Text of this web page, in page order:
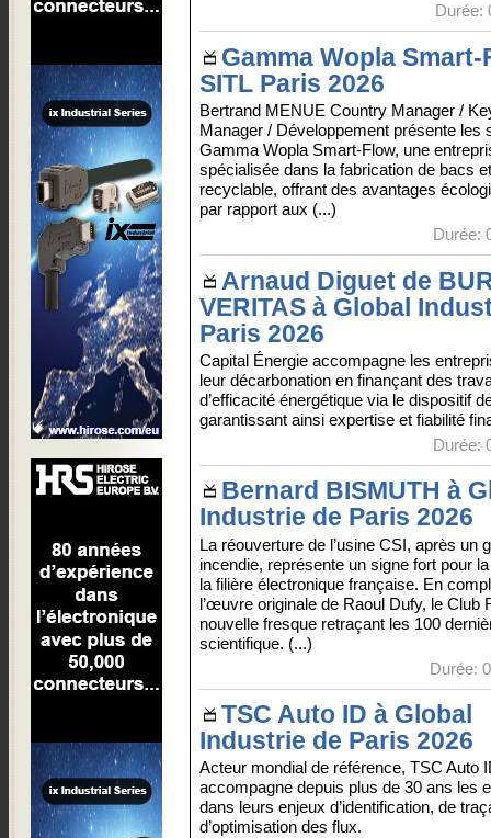
Durée:
Gamma Wopla Smart-
SITL Paris 2026
Bertrand MENUE Country Manager /
Manager / Développement présente les
Gamma Wopla Smart-Flow, une
spécialisée dans la fabrication de bacs
recyclable, offrant des avantages
par rapport aux (...)
Durée:
Arnaud Diguet de
VERITAS à Global
Paris 2026
Capital Énergie accompagne les
leur décarbonation en finançant des
d’efficacité énergétique via le dispositif
garantissant ainsi expertise et fiabilité
Durée:
Bernard BISMUTH à
Industrie de Paris 2026
La réouverture de l’usine CSI, après un
incendie, représente un signe fort pour
la filière électronique française. En
l’œuvre originale de Raoul Dufy, le Club
nouvelle fresque retraçant les 100
scientifique. (...)
Durée:
TSC Auto ID à Global
Industrie de Paris 2026
Acteur mondial de référence, TSC Auto
accompagne depuis plus de 30 ans les
dans leurs enjeux d’identification, de
d’optimisation des flux.